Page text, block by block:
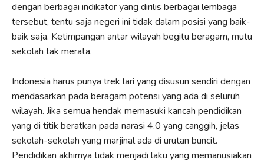
dengan berbagai indikator yang dirilis berbagai lembaga
tersebut, tentu saja negeri ini tidak dalam posisi yang baik-
baik saja. Ketimpangan antar wilayah begitu beragam, mutu
sekolah tak merata.
Indonesia harus punya trek lari yang disusun sendiri dengan
mendasarkan pada beragam potensi yang ada di seluruh
wilayah. Jika semua hendak memasuki kancah pendidikan
yang di titik beratkan pada narasi 4.0 yang canggih, jelas
sekolah-sekolah yang marjinal ada di urutan buncit.
Pendidikan akhirnya tidak menjadi laku yang memanusiakan